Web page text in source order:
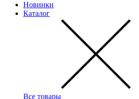
Новинки
Каталог
Все товары